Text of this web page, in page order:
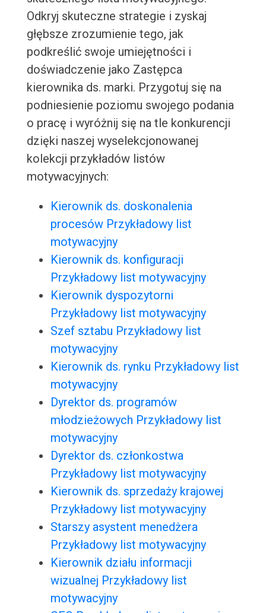
Odkryj skuteczne strategie i zyskaj
głębsze zrozumienie tego, jak
podkreślić swoje umiejętności i
doświadczenie jako Zastępca
kierownika ds. marki. Przygotuj się na
podniesienie poziomu swojego podania
o pracę i wyróżnij się na tle konkurencji
dzięki naszej wyselekcjonowanej
kolekcji przykładów listów
motywacyjnych:
Kierownik ds. doskonalenia
procesów Przykładowy list
motywacyjny
Kierownik ds. konfiguracji
Przykładowy list motywacyjny
Kierownik dyspozytorni
Przykładowy list motywacyjny
Szef sztabu Przykładowy list
motywacyjny
Kierownik ds. rynku Przykładowy list
motywacyjny
Dyrektor ds. programów
młodzieżowych Przykładowy list
motywacyjny
Dyrektor ds. członkostwa
Przykładowy list motywacyjny
Kierownik ds. sprzedaży krajowej
Przykładowy list motywacyjny
Starszy asystent menedżera
Przykładowy list motywacyjny
Kierownik działu informacji
wizualnej Przykładowy list
motywacyjny